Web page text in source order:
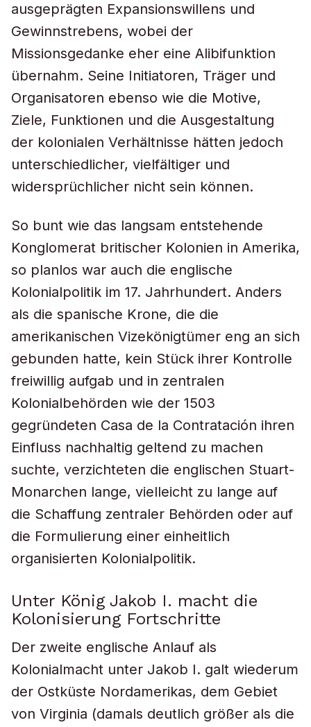
ausgeprägten Expansionswillens und
Gewinnstrebens, wobei der
Missionsgedanke eher eine Alibifunktion
übernahm. Seine Initiatoren, Träger und
Organisatoren ebenso wie die Motive,
Ziele, Funktionen und die Ausgestaltung
der kolonialen Verhältnisse hätten jedoch
unterschiedlicher, vielfältiger und
widersprüchlicher nicht sein können.
So bunt wie das langsam entstehende
Konglomerat britischer Kolonien in Amerika,
so planlos war auch die englische
Kolonialpolitik im 17. Jahrhundert. Anders
als die spanische Krone, die die
amerikanischen Vizekönigtümer eng an sich
gebunden hatte, kein Stück ihrer Kontrolle
freiwillig aufgab und in zentralen
Kolonialbehörden wie der 1503
gegründeten Casa de la Contratación ihren
Einfluss nachhaltig geltend zu machen
suchte, verzichteten die englischen Stuart-
Monarchen lange, vielleicht zu lange auf
die Schaffung zentraler Behörden oder auf
die Formulierung einer einheitlich
organisierten Kolonialpolitik.
Unter König Jakob I. macht die
Kolonisierung Fortschritte
Der zweite englische Anlauf als
Kolonialmacht unter Jakob I. galt wiederum
der Ostküste Nordamerikas, dem Gebiet
von Virginia (damals deutlich größer als die